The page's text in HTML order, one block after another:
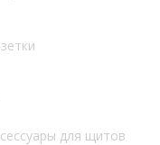
для щитов